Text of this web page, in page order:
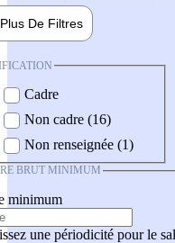
Plus De Filtres
Cadre
Non cadre (16)
Non renseignée (1)
BRUT MINIMUM
minimum
une périodicité pour le